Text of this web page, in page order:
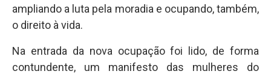
ampliando a luta pela moradia e ocupando, também,
o direito à vida.
Na entrada da nova ocupação foi lido, de forma
contundente, um manifesto das mulheres do